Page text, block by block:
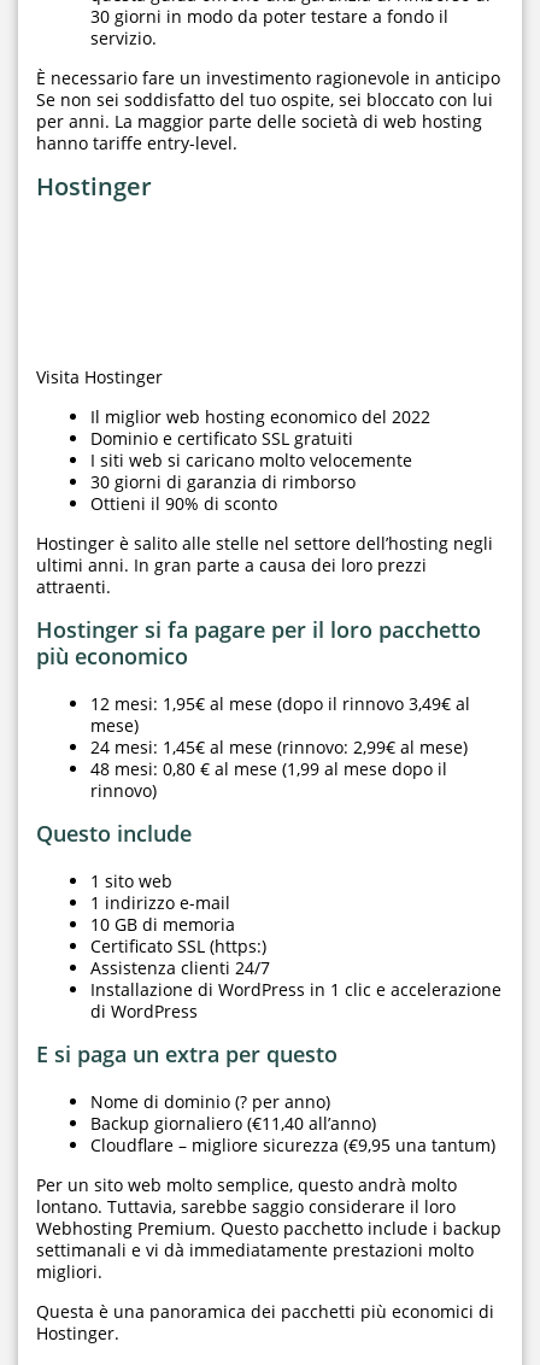
30 giorni in modo da poter testare a fondo il
servizio.
È necessario fare un investimento ragionevole in anticipo
Se non sei soddisfatto del tuo ospite, sei bloccato con lui
per anni. La maggior parte delle società di web hosting
hanno tariffe entry-level.
Hostinger
Visita Hostinger
Il miglior web hosting economico del 2022
Dominio e certificato SSL gratuiti
I siti web si caricano molto velocemente
30 giorni di garanzia di rimborso
Ottieni il 90% di sconto
Hostinger è salito alle stelle nel settore dell’hosting negli
ultimi anni. In gran parte a causa dei loro prezzi
attraenti.
Hostinger si fa pagare per il loro pacchetto
più economico
12 mesi: 1,95€ al mese (dopo il rinnovo 3,49€ al
mese)
24 mesi: 1,45€ al mese (rinnovo: 2,99€ al mese)
48 mesi: 0,80 € al mese (1,99 al mese dopo il
rinnovo)
Questo include
1 sito web
1 indirizzo e-mail
10 GB di memoria
Certificato SSL (https:)
Assistenza clienti 24/7
Installazione di WordPress in 1 clic e accelerazione
di WordPress
E si paga un extra per questo
Nome di dominio (? per anno)
Backup giornaliero (€11,40 all’anno)
Cloudflare – migliore sicurezza (€9,95 una tantum)
Per un sito web molto semplice, questo andrà molto
lontano. Tuttavia, sarebbe saggio considerare il loro
Webhosting Premium. Questo pacchetto include i backup
settimanali e vi dà immediatamente prestazioni molto
migliori.
Questa è una panoramica dei pacchetti più economici di
Hostinger.